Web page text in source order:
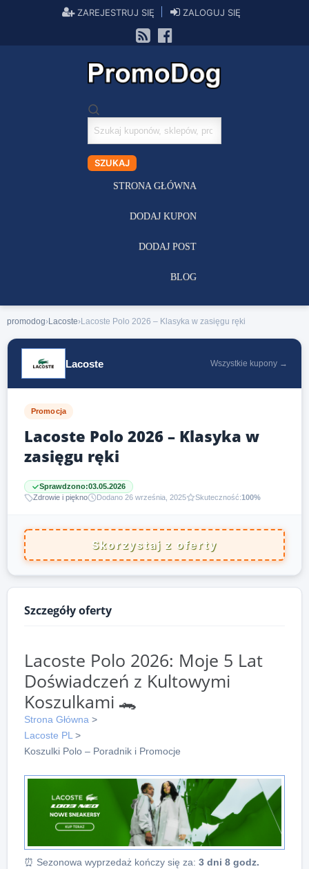
ZAREJESTRUJ SIĘ ZALOGUJ SIĘ
Szukaj
kuponów
SZUKAJ
STRONA GŁÓWNA
DODAJ KUPON
DODAJ POST
BLOG
promodog›Lacoste›Lacoste Polo 2026 – Klasyka w zasięgu ręki
Lacoste Wszystkie kupony →
Promocja
Lacoste Polo 2026 – Klasyka w
zasięgu ręki
Sprawdzono:03.05.2026
Zdrowie i piękno
Dodano 26 września, 2025 Skuteczność:100%
Skorzystaj z oferty
Szczegóły oferty
Lacoste Polo 2026: Moje 5 Lat
Doświadczeń z Kultowymi
Koszulkami 🐊
Strona Główna >
Lacoste PL >
Koszulki Polo – Poradnik i Promocje
⏰ Sezonowa wyprzedaż kończy się za: 3 dni 8 godz.